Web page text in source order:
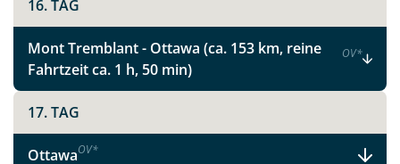
Facebook
Instagram
X
16. TAG
Mont Tremblant - Ottawa (ca. 153 km, reine
Fahrtzeit ca. 1 h, 50 min)
OV*
17. TAG
OttawaOV*